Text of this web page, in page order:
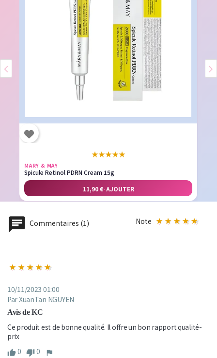
★★★★★
MARY & MAY
Spicule Retinol PDRN Cream 15g
11,90 €·AJOUTER
Commentaires (1) Note
10/11/2023 01:00
Par XuanTan NGUYEN
Avis de KC
Ce produit est de bonne qualité. Il offre un bon rapport qualité-
prix
0
0